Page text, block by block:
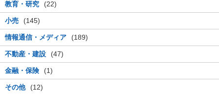
教育・研究 (22)
小売 (145)
情報通信・メディア (189)
不動産・建設 (47)
金融・保険 (1)
その他 (12)